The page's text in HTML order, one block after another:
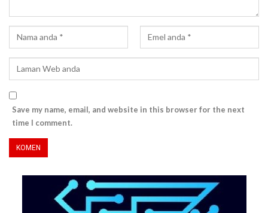
Save my name, email, and website in this browser for the next
time I comment.